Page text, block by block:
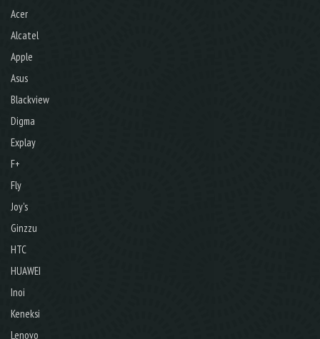
Acer
Alcatel
Apple
Asus
Blackview
Digma
Explay
F+
Fly
Joy's
Ginzzu
HTC
HUAWEI
Inoi
Keneksi
Lenovo